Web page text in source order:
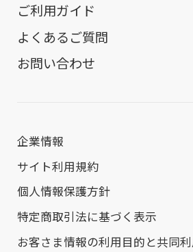
ご利用ガイド
よくあるご質問
お問い合わせ
企業情報
サイト利用規約
個人情報保護方針
特定商取引法に基づく表示
お客さま情報の利用目的と共同